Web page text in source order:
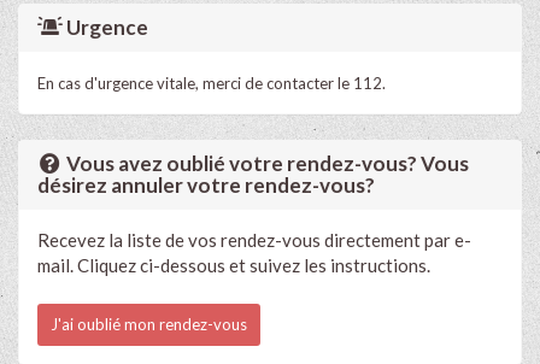
Urgence
En cas d'urgence vitale, merci de contacter le 112.
Vous avez oublié votre rendez-vous? Vous
désirez annuler votre rendez-vous?
Recevez la liste de vos rendez-vous directement par e-
mail. Cliquez ci-dessous et suivez les instructions.
J'ai oublié mon rendez-vous